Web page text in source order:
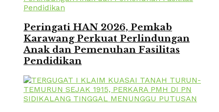
Peringati HAN 2026, Pemkab
Karawang Perkuat Perlindungan
Anak dan Pemenuhan Fasilitas
Pendidikan